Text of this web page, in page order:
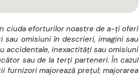
ciuda eforturilor noastre de a-ți oferi
omisiuni în descrieri, imagini sau
accidentale, inexactități sau omisiuni
sau de la terți parteneri. În cazul
majorează prețul; majorarea